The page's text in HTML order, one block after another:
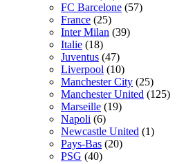
FC Barcelone (57)
France (25)
Inter Milan (39)
Italie (18)
Juventus (47)
Liverpool (10)
Manchester City (25)
Manchester United (125)
Marseille (19)
Napoli (6)
Newcastle United (1)
Pays-Bas (20)
PSG (40)